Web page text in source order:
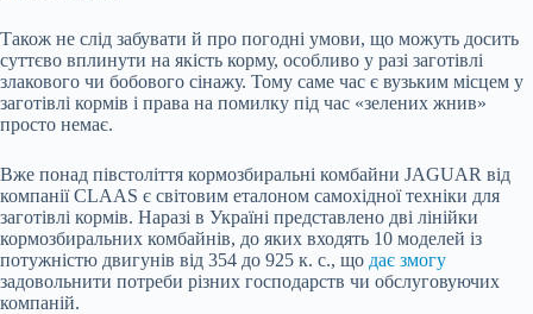
Також не слід забувати й про погодні умови, що можуть досить
суттєво вплинути на якість корму, особливо у разі заготівлі
злакового чи бобового сінажу. Тому саме час є вузьким місцем у
заготівлі кормів і права на помилку під час «зелених жнив»
просто немає.
Вже понад півстоліття кормозбиральні комбайни JAGUAR від
компанії CLAAS є світовим еталоном самохідної техніки для
заготівлі кормів. Наразі в Україні представлено дві лінійки
кормозбиральних комбайнів, до яких входять 10 моделей із
потужністю двигунів від 354 до 925 к. с., що дає змогу
задовольнити потреби різних господарств чи обслуговуючих
компаній.